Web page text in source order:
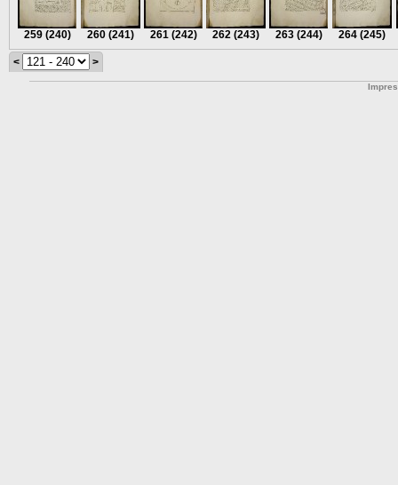
259 (240) 260 (241) 261 (242) 262 (243) 263 (244) 264 (245)
< >